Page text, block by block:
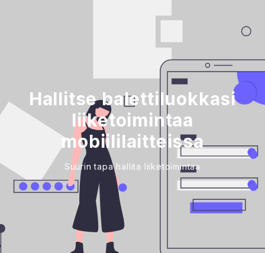
Hallitse balettiluokkasi
liiketoimintaa
mobiililaitteissa
Suurin tapa hallita liiketoimintaa